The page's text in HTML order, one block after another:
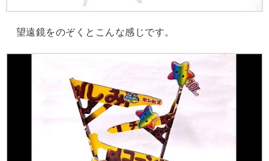
望遠鏡をのぞくとこんな感じです。